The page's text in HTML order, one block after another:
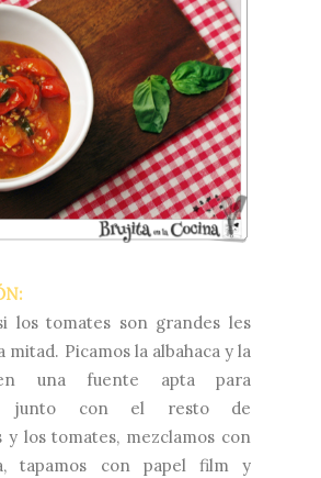
los tomates son grandes les
mitad. Picamos la albahaca y la
una fuente apta para
junto con el resto de
los tomates, mezclamos con
tapamos con papel film y